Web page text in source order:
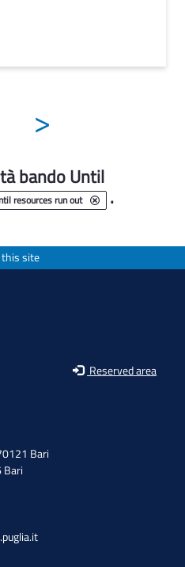
>
bando Until
resources run out .
site
Reserved area
Bari
Bari